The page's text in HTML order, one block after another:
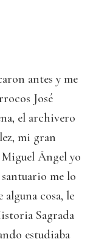
antes y me
José
el archivero
mi gran
Ángel yo
me lo
cosa, le
Sagrada
estudiaba